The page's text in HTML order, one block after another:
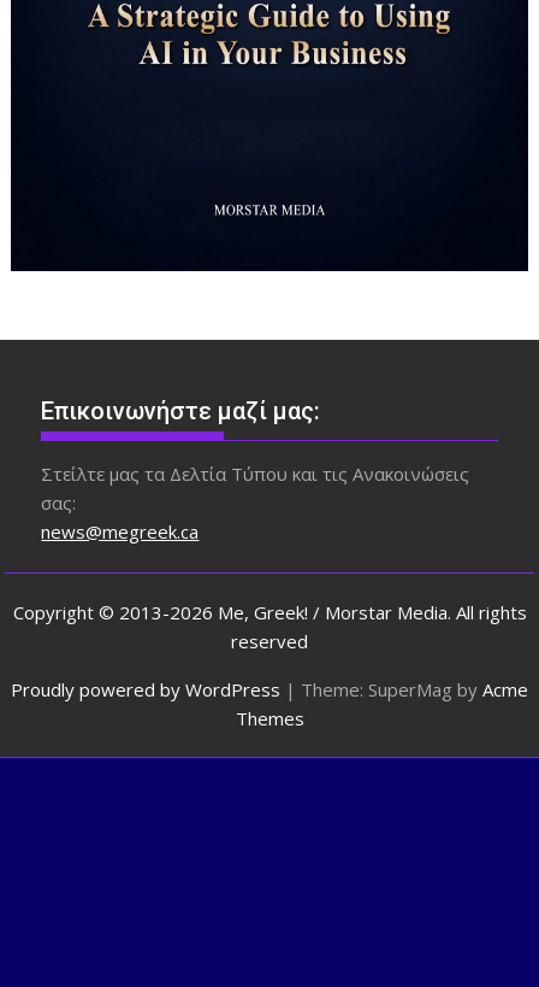
Επικοινωνήστε μαζί μας:
Στείλτε μας τα Δελτία Τύπου και τις Ανακοινώσεις
σας:
news@megreek.ca
Copyright © 2013-2026 Me, Greek! / Morstar Media. All rights
reserved
Proudly powered by WordPress | Theme: SuperMag by Acme
Themes